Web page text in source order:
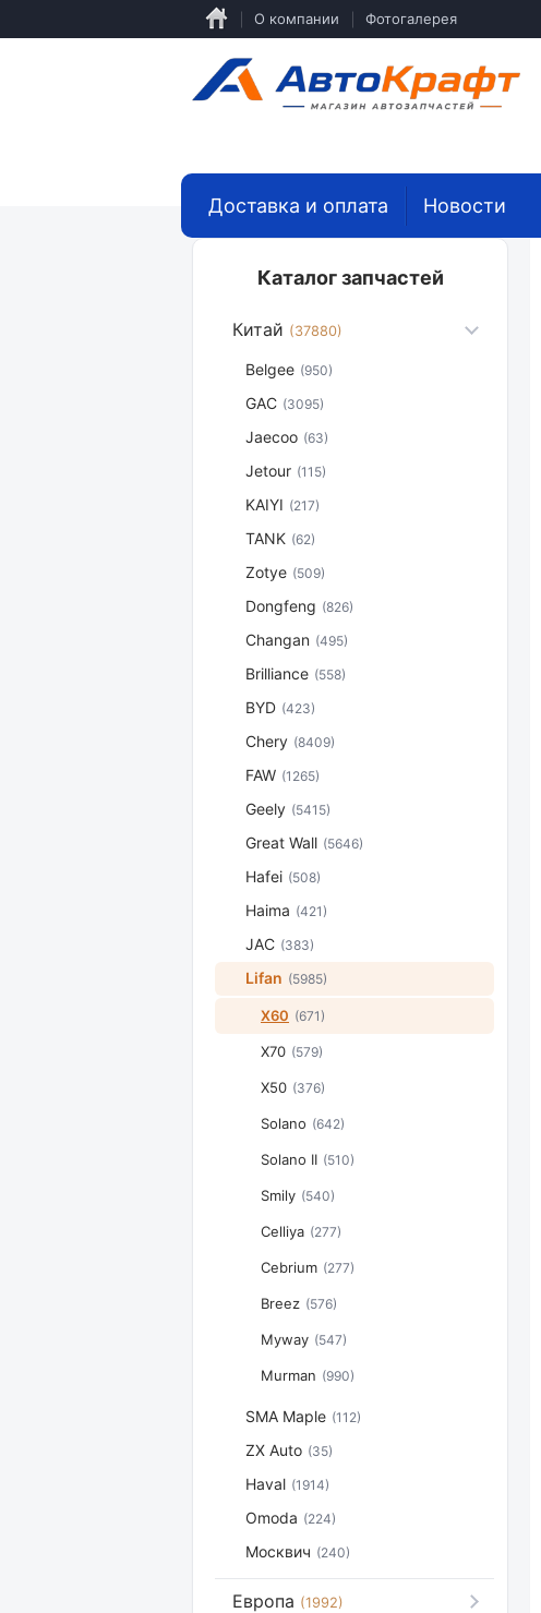
основному
О компании Фотогалерея
Доставка и оплата Новости
Каталог запчастей
Китай (37880)
Belgee (950)
GAC (3095)
Jaecoo (63)
Jetour (115)
KAIYI (217)
TANK (62)
Zotye (509)
Dongfeng (826)
Changan (495)
Brilliance (558)
BYD (423)
Chery (8409)
FAW (1265)
Geely (5415)
Great Wall (5646)
Hafei (508)
Haima (421)
JAC (383)
Lifan (5985)
X60 (671)
X70 (579)
X50 (376)
Solano (642)
Solano II (510)
Smily (540)
Celliya (277)
Cebrium (277)
Breez (576)
Myway (547)
Murman (990)
SMA Maple (112)
ZX Auto (35)
Haval (1914)
Omoda (224)
Москвич (240)
Европа (1992)